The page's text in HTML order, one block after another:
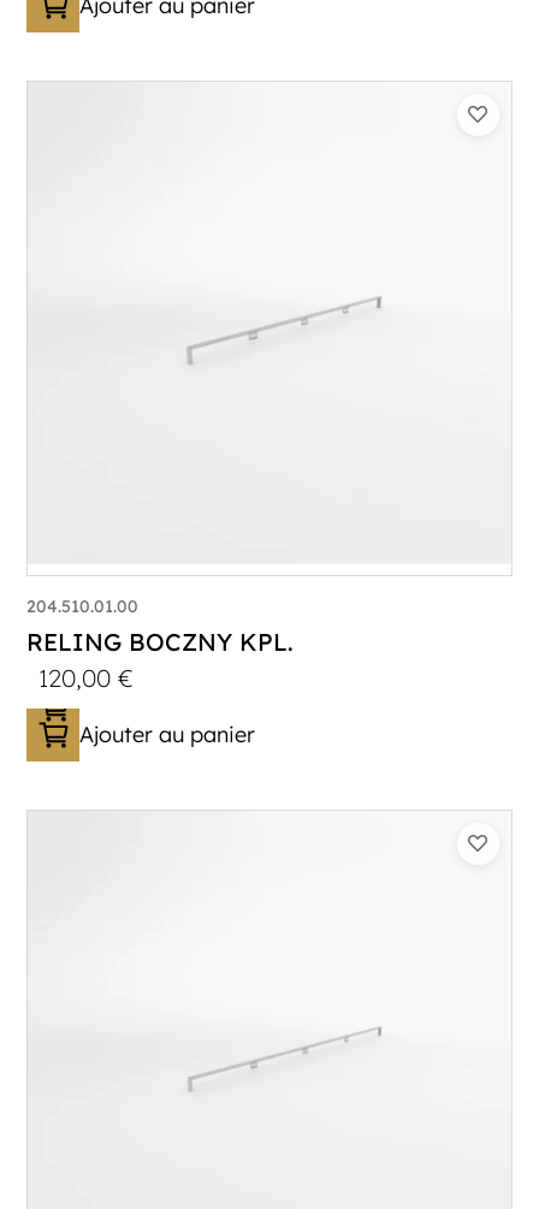
204.510.01.00
RELING BOCZNY KPL.
120,00€
Ajouter au panier